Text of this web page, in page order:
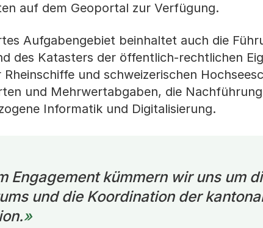
auf dem Geoportal zur Verfügung.
Aufgabengebiet beinhaltet auch die
des Katasters der öffentlich-rechtlichen
und schweizerischen
und Mehrwertabgaben, die
Informatik und Digitalisierung.
Engagement kümmern wir uns um
und die Koordination der